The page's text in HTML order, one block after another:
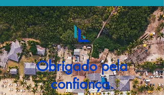
Obrigado pela
confiança.